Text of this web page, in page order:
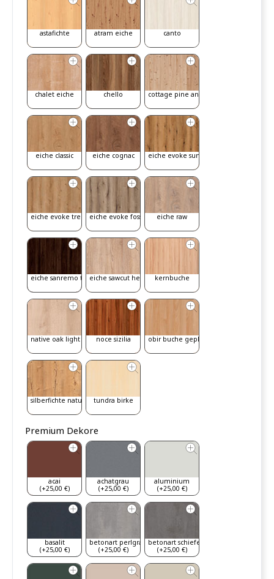
astafichte atram eiche canto
chalet eiche chello cottage pine antik
eiche classic eiche cognac eiche evoke sunset
eiche evoke trend eiche evoke fossil eiche raw
eiche sanremo tabeiche sawcut hell kernbuche
native oak light noce sizilia obir buche geplankt
silberfichte natur tundra birke
Premium Dekore
acai
(+25,00 €)
achatgrau
(+25,00 €)
aluminium
(+25,00 €)
basalit
(+25,00 €)
betonart perlgrau
(+25,00 €)
betonart schiefergrau
(+25,00 €)